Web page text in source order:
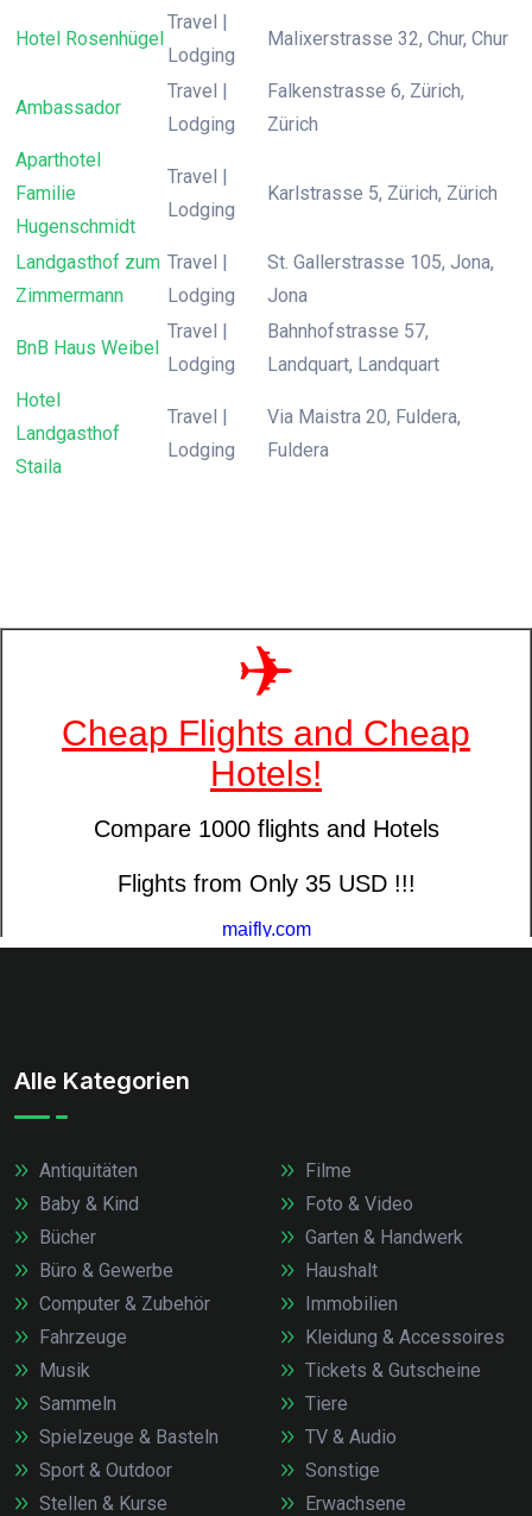
Hotel Rosenhügel
Travel |
Lodging
Malixerstrasse 32, Chur, Chur
Ambassador
Travel |
Lodging
Falkenstrasse 6, Zürich,
Zürich
Aparthotel
Familie
Hugenschmidt
Travel |
Lodging
Karlstrasse 5, Zürich, Zürich
Landgasthof zum
Zimmermann
Travel |
Lodging
St. Gallerstrasse 105, Jona,
Jona
BnB Haus Weibel
Travel |
Lodging
Bahnhofstrasse 57,
Landquart, Landquart
Hotel
Landgasthof
Staila
Travel |
Lodging
Via Maistra 20, Fuldera,
Fuldera
Alle Kategorien
Antiquitäten
Baby & Kind
Bücher
Büro & Gewerbe
Computer & Zubehör
Fahrzeuge
Filme
Foto & Video
Garten & Handwerk
Haushalt
Immobilien
Kleidung & Accessoires
Musik
Sammeln
Spielzeuge & Basteln
Sport & Outdoor
Stellen & Kurse
Tickets & Gutscheine
Tiere
TV & Audio
Sonstige
Erwachsene